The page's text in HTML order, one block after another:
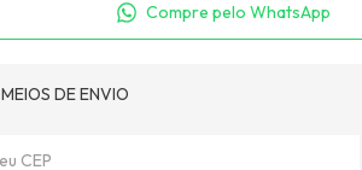
Compre pelo WhatsApp
MEIOS DE ENVIO